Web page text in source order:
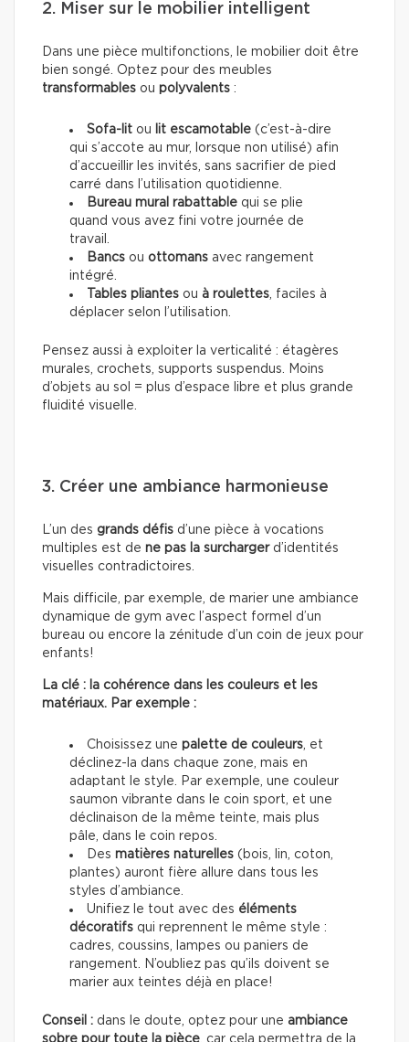
2. Miser sur le mobilier intelligent
Dans une pièce multifonctions, le mobilier doit être
bien songé. Optez pour des meubles
transformables ou polyvalents :
Sofa-lit ou lit escamotable (c’est-à-dire
qui s’accote au mur, lorsque non utilisé) afin
d’accueillir les invités, sans sacrifier de pied
carré dans l’utilisation quotidienne.
Bureau mural rabattable qui se plie
quand vous avez fini votre journée de
travail.
Bancs ou ottomans avec rangement
intégré.
Tables pliantes ou à roulettes, faciles à
déplacer selon l’utilisation.
Pensez aussi à exploiter la verticalité : étagères
murales, crochets, supports suspendus. Moins
d’objets au sol = plus d’espace libre et plus grande
fluidité visuelle.
3. Créer une ambiance harmonieuse
L’un des grands défis d’une pièce à vocations
multiples est de ne pas la surchargerd’identités
visuelles contradictoires.
Mais difficile, par exemple, de marier une ambiance
dynamique de gym avec l’aspect formel d’un
bureau ou encore la zénitude d’un coin de jeux pour
enfants!
La clé : la cohérence dans les couleurs et les
matériaux. Par exemple :
Choisissez une palette de couleurs, et
déclinez-la dans chaque zone, mais en
adaptant le style. Par exemple, une couleur
saumon vibrante dans le coin sport, et une
déclinaison de la même teinte, mais plus
pâle, dans le coin repos.
Des matières naturelles (bois, lin, coton,
plantes) auront fière allure dans tous les
styles d’ambiance.
Unifiez le tout avec des éléments
décoratifs qui reprennent le même style :
cadres, coussins, lampes ou paniers de
rangement. N’oubliez pas qu’ils doivent se
marier aux teintes déjà en place!
Conseil : dans le doute, optez pour une ambiance